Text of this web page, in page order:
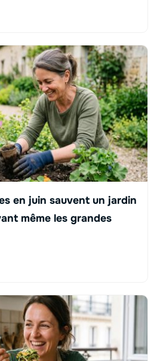
en juin sauvent un jardin
même les grandes